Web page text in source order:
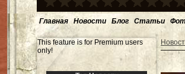
Главная Новости Блог Статьи
This feature is for Premium users
only!